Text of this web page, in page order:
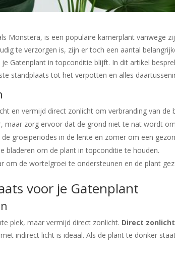
Monstera, is een populaire kamerplant vanwege
te verzorgen is, zijn er toch een aantal
Gatenplant in topconditie blijft. In dit artikel
standplaats tot het verpotten en alles
en vermijd direct zonlicht om verbranding van de
maar zorg ervoor dat de grond niet te nat wordt
groeiperiodes in de lente en zomer om een
bladeren om de plant in topconditie te houden.
om de wortelgroei te ondersteunen en de plant
voor je Gatenplant
plek, maar vermijd direct zonlicht. Direct
indirect licht is ideaal. Als de plant te donker